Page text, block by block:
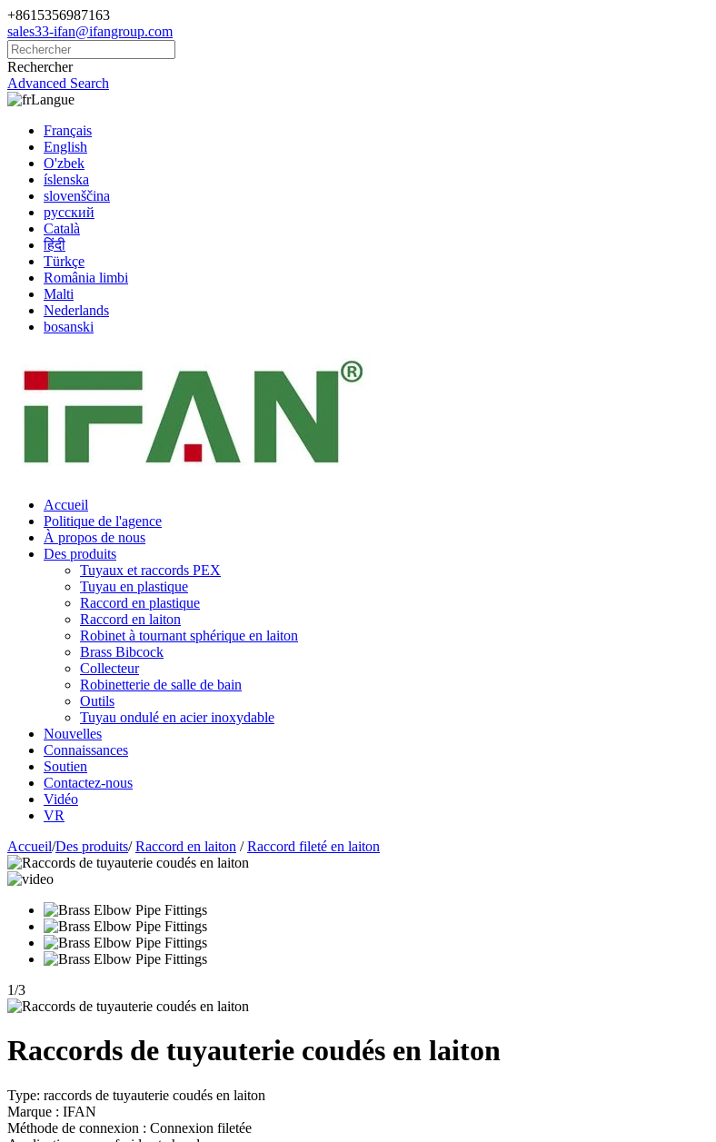
+8615356987163
sales33-ifan@ifangroup.com
Rechercher
Advanced Search
Langue
Français
English
O'zbek
íslenska
slovenščina
русский
Català
हिंदी
Türkçe
România limbi
Malti
Nederlands
bosanski
Accueil
Politique de l'agence
À propos de nous
Des produits
Tuyaux et raccords PEX
Tuyau en plastique
Raccord en plastique
Raccord en laiton
Robinet à tournant sphérique en laiton
Brass Bibcock
Collecteur
Robinetterie de salle de bain
Outils
Tuyau ondulé en acier inoxydable
Nouvelles
Connaissances
Soutien
Contactez-nous
Vidéo
VR
Accueil/Des produits/ Raccord en laiton / Raccord fileté en laiton
1/3
Raccords de tuyauterie coudés en laiton
Type: raccords de tuyauterie coudés en laiton
Marque : IFAN
Méthode de connexion : Connexion filetée